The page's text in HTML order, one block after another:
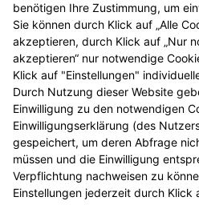
Dieser Inhalt wird
sobald Sie die
benötigen Ihre Zustimmung, um
Sie können durch Klick auf „Alle
akzeptieren, durch Klick auf „Nur
akzeptieren“ nur notwendige
Klick auf "Einstellungen"
Durch Nutzung dieser Website
Einwilligung zu den notwendigen
Einwilligungserklärung (des
gespeichert, um deren Abfrage
müssen und die Einwilligung
Verpflichtung nachweisen zu
Einstellungen jederzeit durch Klick